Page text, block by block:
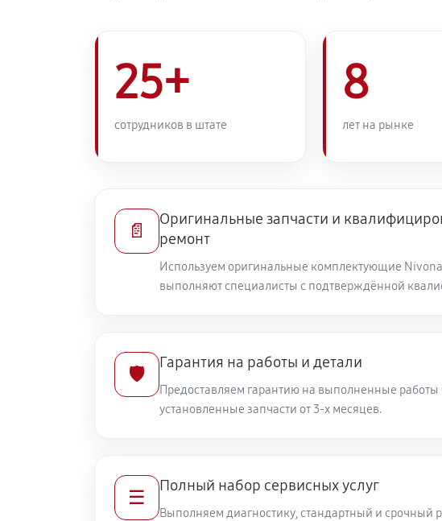
25+
сотрудников в штате
8
лет на рынке
📄
Оригинальные запчасти и
ремонт
Используем оригинальные комплектующие
выполняют специалисты с подтверждённой
🛡️
Гарантия на работы и детали
Предоставляем гарантию на выполненные работы
установленные запчасти от 3-х месяцев.
☰
Полный набор сервисных услуг
Выполняем диагностику, стандартный и срочный